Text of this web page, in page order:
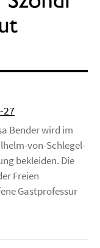
27
Bender wird im
von-Schlegel-
bekleiden. Die
Freien
Gastprofessur